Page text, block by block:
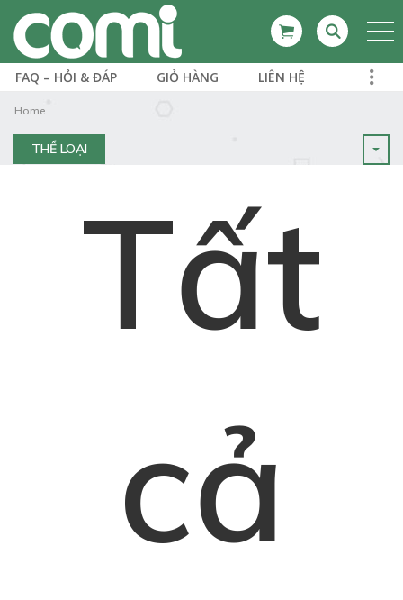
FAQ – HỎI & ĐÁP GIỎ HÀNG LIÊN HỆ
Home
THỂ LOẠI
Tất
cả